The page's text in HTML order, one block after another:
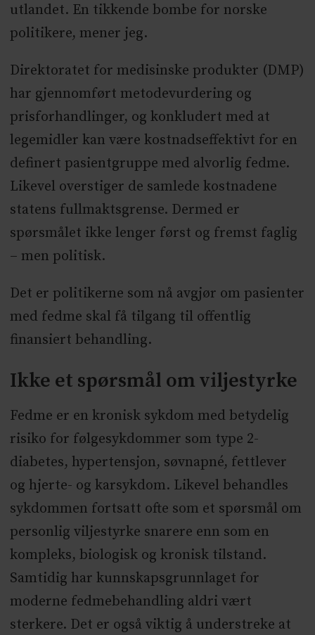
utlandet. En tikkende bombe for norske
politikere, mener jeg.
Direktoratet for medisinske produkter (DMP)
har gjennomført metodevurdering og
prisforhandlinger, og konkludert med at
legemidler kan være kostnadseffektivt for en
definert pasientgruppe med alvorlig fedme.
Likevel overstiger de samlede kostnadene
statens fullmaktsgrense. Dermed er
spørsmålet ikke lenger først og fremst faglig
– men politisk.
Det er politikerne som nå avgjør om pasienter
med fedme skal få tilgang til offentlig
finansiert behandling.
Ikke et spørsmål om viljestyrke
Fedme er en kronisk sykdom med betydelig
risiko for følgesykdommer som type 2-
diabetes, hypertensjon, søvnapné, fettlever
og hjerte- og karsykdom. Likevel behandles
sykdommen fortsatt ofte som et spørsmål om
personlig viljestyrke snarere enn som en
kompleks, biologisk og kronisk tilstand.
Samtidig har kunnskapsgrunnlaget for
moderne fedmebehandling aldri vært
sterkere. Det er også viktig å understreke at